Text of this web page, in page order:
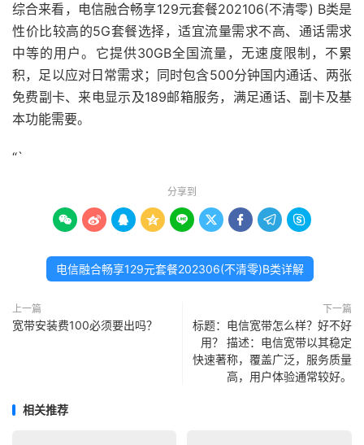
综合来看，电信融合畅享129元套餐202106(不清零) B类是
性价比较高的5G套餐选择，适宜流量需求不高、通话需求
中等的用户。它提供30GB全国流量，无速度限制，不累
积，足以应对日常需求；同时包含500分钟国内通话、两张
免费副卡、来电显示及189邮箱服务，满足通话、副卡及基
本功能需要。
“`
分享到
        
电信融合畅享129元套餐202306(不清零)B类详解
上一篇
宽带安装费100必须要出吗？
下一篇
标题：电信宽带怎么样？好不好
用？ 描述：电信宽带以其稳定
快速著称，覆盖广泛，服务质量
高，用户体验通常较好。
相关推荐